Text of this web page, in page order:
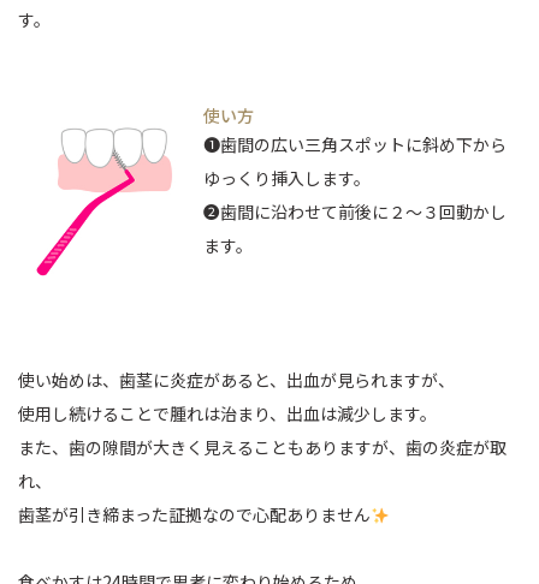
す。
使い方
❶歯間の広い三角スポットに斜め下から
ゆっくり挿入します。
❷歯間に沿わせて前後に２〜３回動かし
ます。
使い始めは、歯茎に炎症があると、出血が見られますが、
使用し続けることで腫れは治まり、出血は減少します。
また、歯の隙間が大きく見えることもありますが、歯の炎症が取
れ、
歯茎が引き締まった証拠なので心配ありません